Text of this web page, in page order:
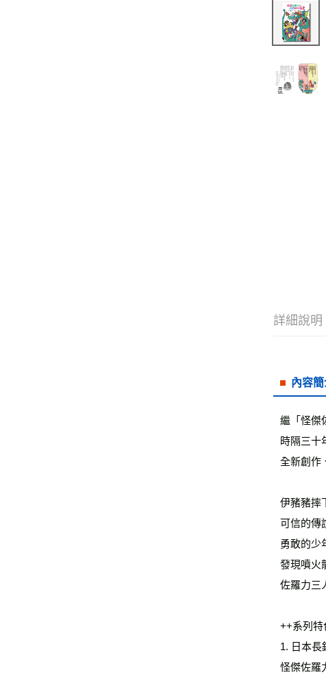
詳細說明
內容
繼「怪傑
時隔三十
全新創作
伊豬豬摔
可信的傳
勇敢的少
發現噴火
佐羅力三
++系列特
1. 日本長
怪傑佐羅